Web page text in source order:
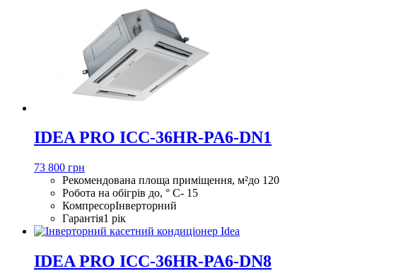
IDEA PRO ICC-36HR-PA6-DN1
73 800 грн
Рекомендована площа приміщення, м²до 120
Робота на обігрів до, ° С- 15
КомпресорІнверторний
Гарантія1 рік
IDEA PRO ICC-36HR-PA6-DN8